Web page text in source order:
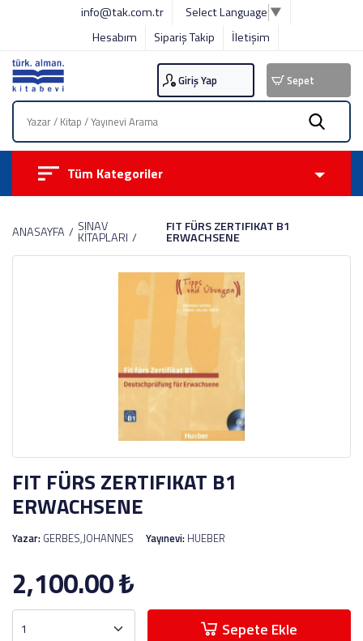
info@tak.com.tr Select Language ▼
Hesabım
Sipariş Takip İletişim
Giriş Yap Sepet
Tüm Kategoriler
ANASAYFA SINAV
KİTAPLARI
FIT FÜRS ZERTIFIKAT B1
ERWACHSENE
FIT FÜRS ZERTIFIKAT B1
ERWACHSENE
Yazar: GERBES,JOHANNES Yayınevi: HUEBER
2,100.00₺
Sepete Ekle